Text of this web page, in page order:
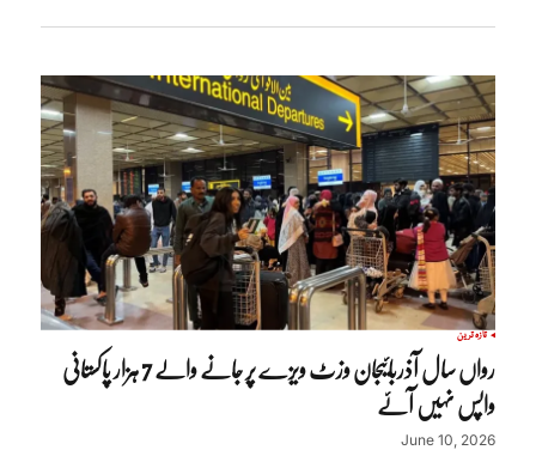
تازہ ترین
رواں سال آذربائیجان وزٹ ویزے پر جانے والے 7 ہزار پاکستانی
واپس نہیں آئے
June 10, 2026